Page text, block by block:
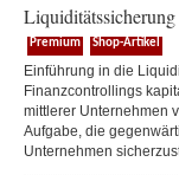
Premium Shop-Artikel
Einführung in die
Finanzcontrollings
mittlerer Unternehmen
Aufgabe, die
Unternehmen